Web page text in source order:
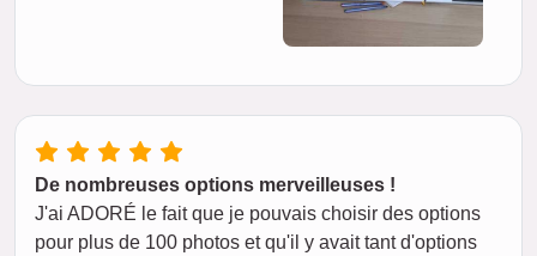
De nombreuses options merveilleuses !
J'ai ADORÉ le fait que je pouvais choisir des options
pour plus de 100 photos et qu'il y avait tant d'options